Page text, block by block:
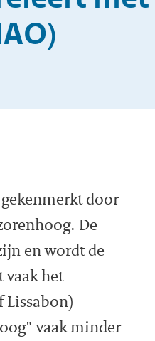
door
De
en wordt de
vaak het
Lissabon)
vaak minder